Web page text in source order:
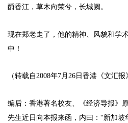
酹香江，草木向荣兮，长城阙。
现在郑老走了，他的精神、风貌和学
中！
（转载自2008年7月26日香港《文汇报
编后：香港著名校友、《经济导报》
先生近日向本报来函，内曰：“新加